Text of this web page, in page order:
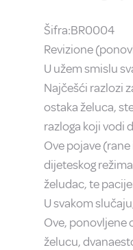
Šifra:BR0004
Revizione
U užem smislu
Najčešći razlozi
ostaka želuca,
razloga koji vodi
Ove pojave
dijeteskog
želudac, te
U svakom
Ove, ponovljene
želucu,